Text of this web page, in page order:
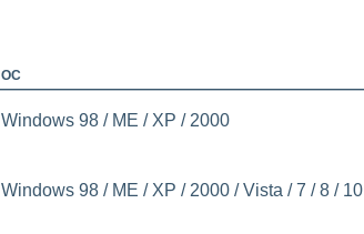
ОС
Windows 98 / ME / XP / 2000
Windows 98 / ME / XP / 2000 / Vista / 7 / 8 / 10